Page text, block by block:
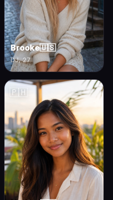
Brooke🇺🇸
DJ, 27
🇵🇭